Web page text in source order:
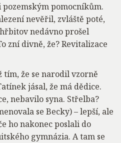
pomocníkům.
nevěřil, zvláště poté,
nedávno prošel
zní divně, že? Revitalizace
že se narodil vzorně
jásal, že má dědice.
nebavilo syna. Střelba?
se Becky) – lepší, ale
ho nakonec poslali do
gymnázia. A tam se